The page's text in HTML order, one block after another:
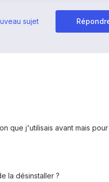
sujet
que j'utilisais avant mais
la désinstaller ?